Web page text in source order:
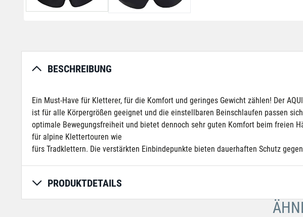
BESCHREIBUNG
Ein Must-Have für Kletterer, für die Komfort und geringes Gewicht zählen! Der
ist für alle Körpergrößen geeignet und die einstellbaren Beinschlaufen passen
optimale Bewegungsfreiheit und bietet dennoch sehr guten Komfort beim freien
für alpine Klettertouren wie
fürs Tradklettern. Die verstärkten Einbindepunkte bieten dauerhaften Schutz
PRODUKTDETAILS